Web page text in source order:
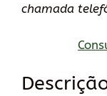
chamada